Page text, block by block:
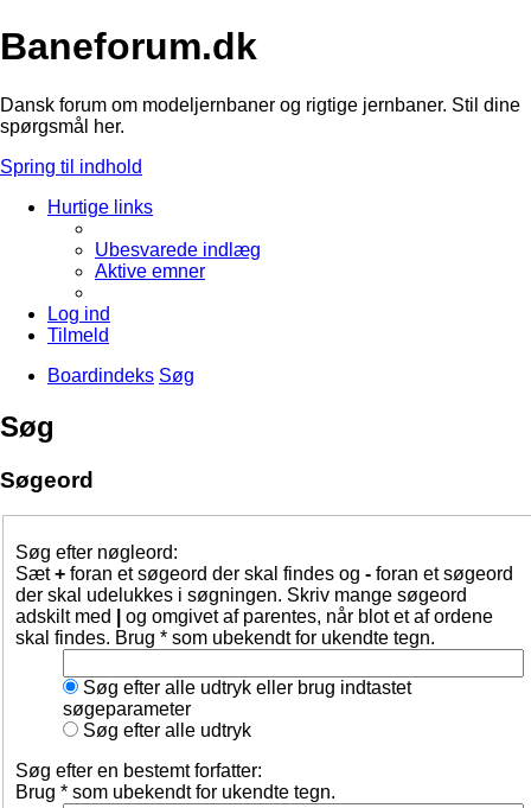
Baneforum.dk
Dansk forum om modeljernbaner og rigtige jernbaner. Stil dine
spørgsmål her.
Spring til indhold
Hurtige links
Ubesvarede indlæg
Aktive emner
Log ind
Tilmeld
Boardindeks Søg
Søg
Søgeord
Søg efter nøgleord:
Sæt+ foran et søgeord der skal findes og - foran et søgeord
der skal udelukkes i søgningen. Skriv mange søgeord
adskilt med
og omgivet af parentes, når blot et af ordene
skal findes. Brug * som ubekendt for ukendte tegn.
Søg efter alle udtryk eller brug indtastet
søgeparameter
Søg efter alle udtryk
Søg efter en bestemt forfatter:
Brug * som ubekendt for ukendte tegn.